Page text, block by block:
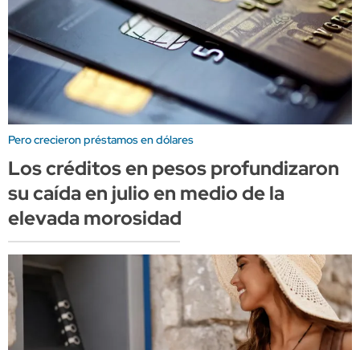
Pero crecieron préstamos en dólares
Los créditos en pesos profundizaron
su caída en julio en medio de la
elevada morosidad